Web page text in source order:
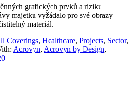
grafických prvků a riziku
majetku vyžádalo pro své obrazy
materiál.
Coverings, Healthcare, Projects, Sector,
Acrovyn, Acrovyn by Design,